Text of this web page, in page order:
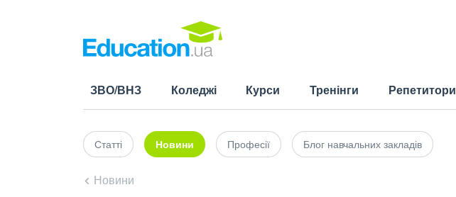
ЗВО/ВНЗ Коледжі Курси Тренінги Репетитори
Статті Новини Професії Блог навчальних закладів
Новини